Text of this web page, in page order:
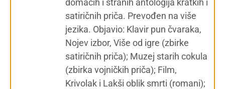
domaćih i stranih antologija kratkih i
satiričnih priča. Prevođen na više
jezika. Objavio: Klavir pun čvaraka,
Nojev izbor, Više od igre (zbirke
satiričnih priča); Muzej starih cokula
(zbirka vojničkih priča); Film,
Krivolak i Lakši oblik smrti (romani);